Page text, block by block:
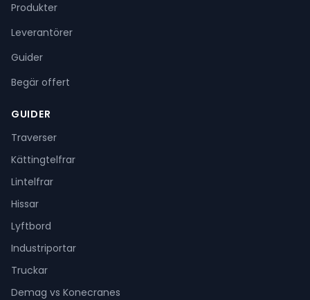
Produkter
Leverantörer
Guider
Begär offert
GUIDER
Traverser
Kättingtelfrar
Lintelfrar
Hissar
Lyftbord
Industriportar
Truckar
Demag vs Konecranes